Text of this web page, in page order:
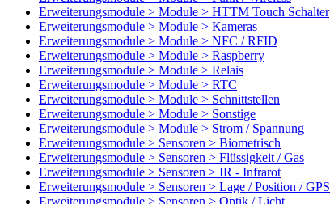
Erweiterungsmodule > Module > HTTM Touch Schalter
Erweiterungsmodule > Module > Kameras
Erweiterungsmodule > Module > NFC / RFID
Erweiterungsmodule > Module > Raspberry
Erweiterungsmodule > Module > Relais
Erweiterungsmodule > Module > RTC
Erweiterungsmodule > Module > Schnittstellen
Erweiterungsmodule > Module > Sonstige
Erweiterungsmodule > Module > Strom / Spannung
Erweiterungsmodule > Sensoren > Biometrisch
Erweiterungsmodule > Sensoren > Flüssigkeit / Gas
Erweiterungsmodule > Sensoren > IR - Infrarot
Erweiterungsmodule > Sensoren > Lage / Position / GPS
Erweiterungsmodule > Sensoren > Optik / Licht